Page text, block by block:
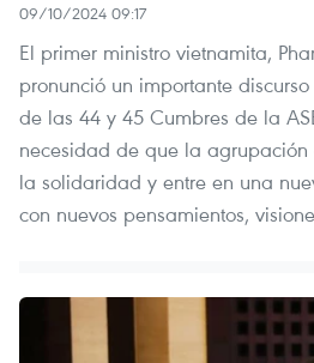
09/10/2024 09:17
El primer ministro vietnamita,
pronunció un importante
de las 44 y 45 Cumbres de la
necesidad de que la
la solidaridad y entre en una
con nuevos pensamientos,